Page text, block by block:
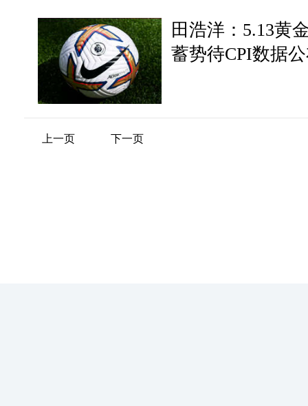
田浩洋：5.13黄
蓄势待CPI数据
上一页 下一页